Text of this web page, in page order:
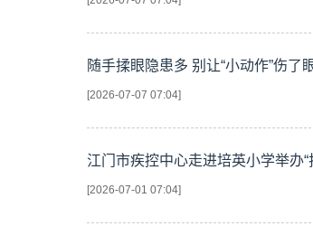
随手揉眼隐患多 别让“小动作”伤了
[2026-07-07 07:04]
江门市疾控中心走进培英小学举办
[2026-07-01 07:04]